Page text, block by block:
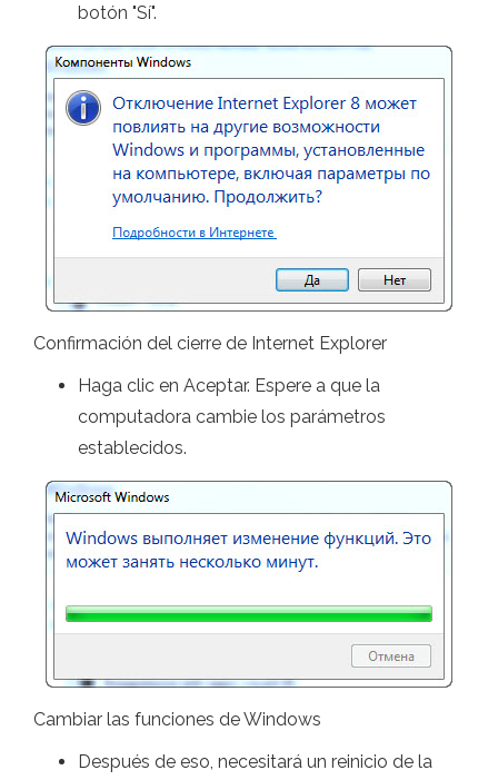
botón "Sí".
Confirmación del cierre de Internet Explorer
Haga clic en Aceptar. Espere a que la
computadora cambie los parámetros
establecidos.
Cambiar las funciones de Windows
Después de eso, necesitará un reinicio de la